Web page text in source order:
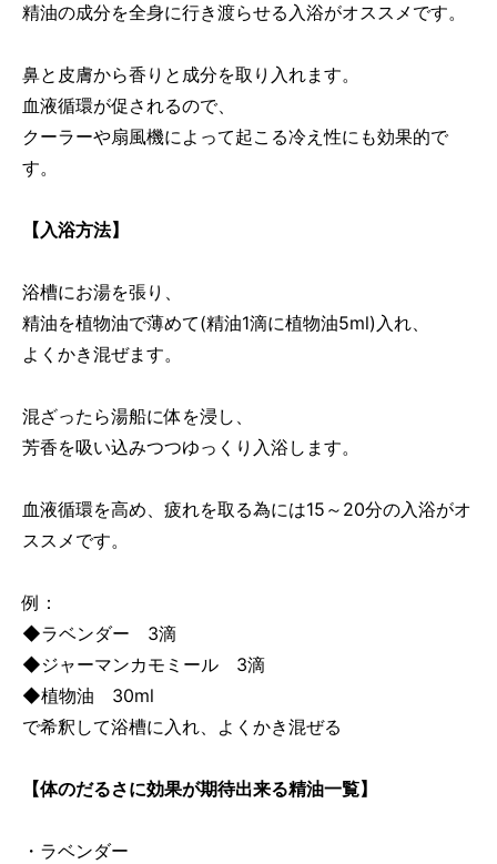
精油の成分を全身に行き渡らせる入浴がオススメです。
鼻と皮膚から香りと成分を取り入れます。
血液循環が促されるので、
クーラーや扇風機によって起こる冷え性にも効果的で
す。
【入浴方法】
浴槽にお湯を張り、
精油を植物油で薄めて(精油1滴に植物油5ml)入れ、
よくかき混ぜます。
混ざったら湯船に体を浸し、
芳香を吸い込みつつゆっくり入浴します。
血液循環を高め、疲れを取る為には15～20分の入浴がオ
ススメです。
例：
◆ラベンダー 3滴
◆ジャーマンカモミール 3滴
◆植物油 30ml
で希釈して浴槽に入れ、よくかき混ぜる
【体のだるさに効果が期待出来る精油一覧】
・ラベンダー